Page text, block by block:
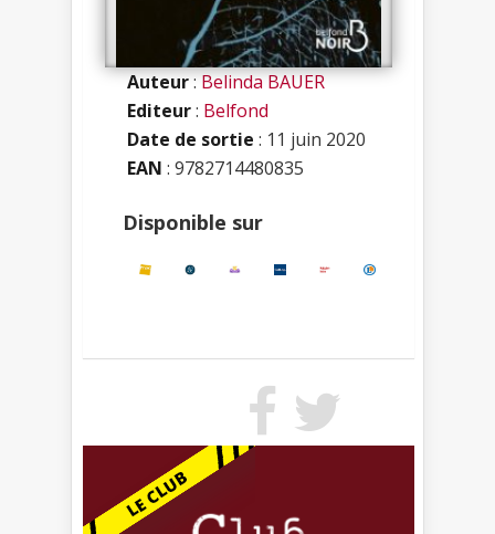
Auteur:Belinda BAUER
Editeur: Belfond
Date de sortie : 11 juin 2020
EAN : 9782714480835
Disponible sur